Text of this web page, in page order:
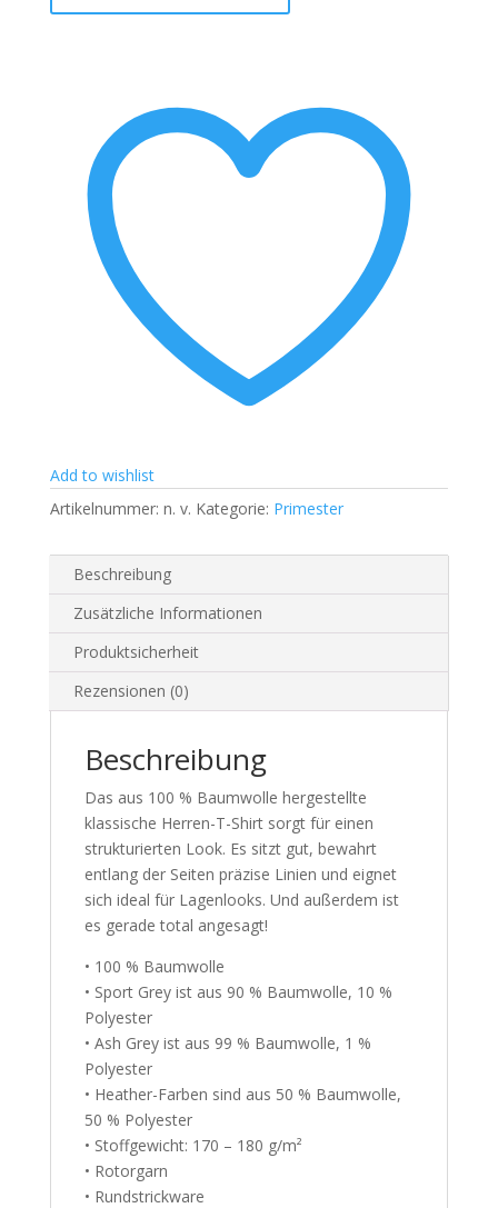
-
Add to wishlist
Artikelnummer: n. v. Kategorie: Primester
Beschreibung
Zusätzliche Informationen
Produktsicherheit
Rezensionen (0)
Beschreibung
Das aus 100 % Baumwolle hergestellte
klassische Herren-T-Shirt sorgt für einen
strukturierten Look. Es sitzt gut, bewahrt
entlang der Seiten präzise Linien und eignet
sich ideal für Lagenlooks. Und außerdem ist
es gerade total angesagt!
• 100 % Baumwolle
• Sport Grey ist aus 90 % Baumwolle, 10 %
Polyester
• Ash Grey ist aus 99 % Baumwolle, 1 %
Polyester
• Heather-Farben sind aus 50 % Baumwolle,
50 % Polyester
• Stoffgewicht: 170 – 180 g/m²
• Rotorgarn
• Rundstrickware